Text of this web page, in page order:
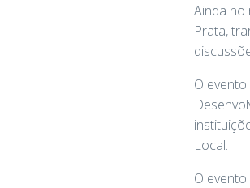
Ainda no
Prata,
O
Local.
O